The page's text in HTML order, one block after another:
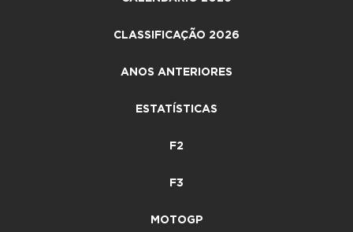
CLASSIFICAÇÃO 2026
ANOS ANTERIORES
ESTATÍSTICAS
F2
F3
MOTOGP